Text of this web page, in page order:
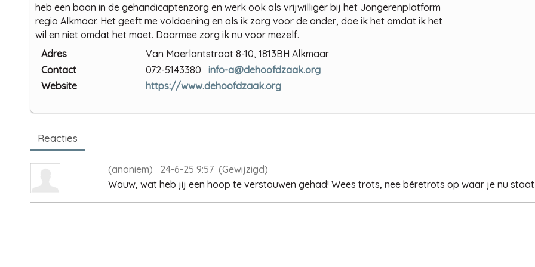
heb een baan in de gehandicaptenzorg en werk ook als vrijwilliger bij het Jongerenplatform
regio Alkmaar. Het geeft me voldoening en als ik zorg voor de ander, doe ik het omdat ik het
wil en niet omdat het moet. Daarmee zorg ik nu voor mezelf.
Adres
Van Maerlantstraat 8-10, 1813BH Alkmaar
Contact
072-5143380info-a@dehoofdzaak.org
Website
https://www.dehoofdzaak.org
Reacties
(anoniem) 24-6-25 9:57 (Gewijzigd)
Wauw, wat heb jij een hoop te verstouwen gehad! Wees trots, nee béretrots op waar je nu